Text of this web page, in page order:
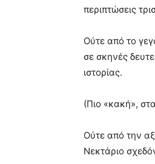
περιπτώσεις
Ούτε από το
σε σκηνές
ιστορίας.
(Πιο «κακή»,
Ούτε από την
Νεκτάριο